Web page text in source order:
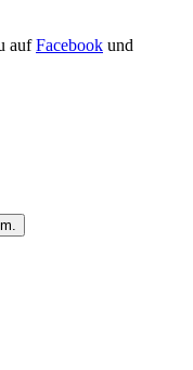
aufFacebook und